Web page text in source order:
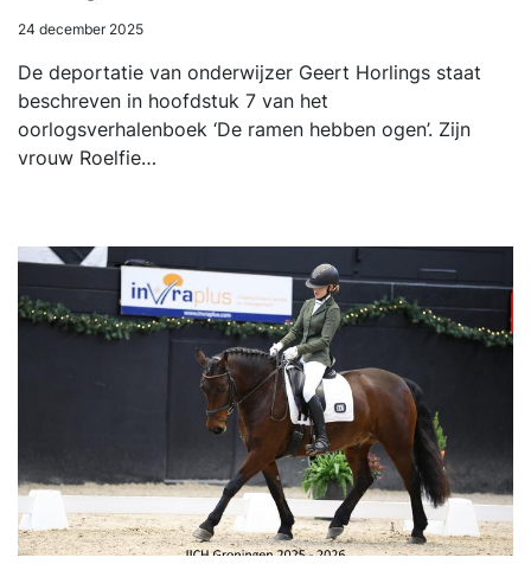
24 december 2025
De deportatie van onderwijzer Geert Horlings staat
beschreven in hoofdstuk 7 van het
oorlogsverhalenboek ‘De ramen hebben ogen’. Zijn
vrouw Roelfie…